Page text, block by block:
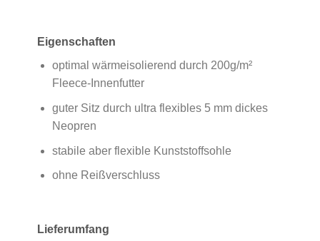
Eigenschaften
optimal wärmeisolierend durch 200g/m²
Fleece-Innenfutter
guter Sitz durch ultra flexibles 5 mm dickes
Neopren
stabile aber flexible Kunststoffsohle
ohne Reißverschluss
Lieferumfang